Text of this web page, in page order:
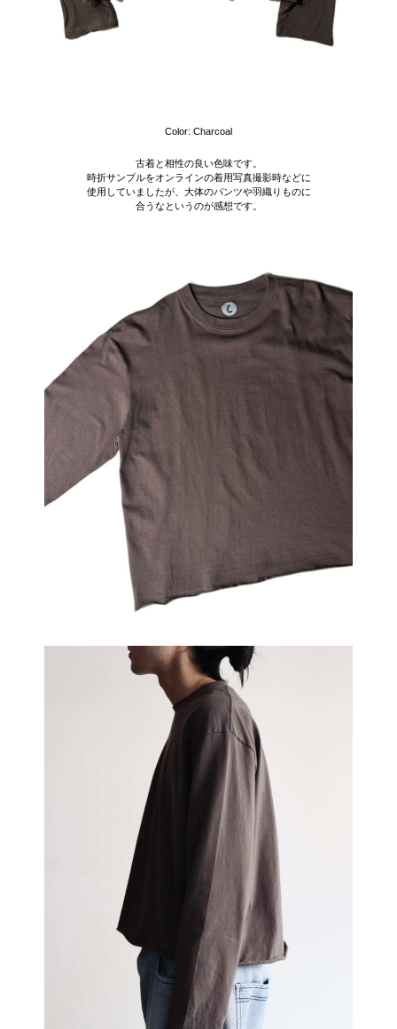
Color: Charcoal
古着と相性の良い色味です。
時折サンプルをオンラインの着用写真撮影時などに
使用していましたが、大体のパンツや羽織りものに
合うなというのが感想です。